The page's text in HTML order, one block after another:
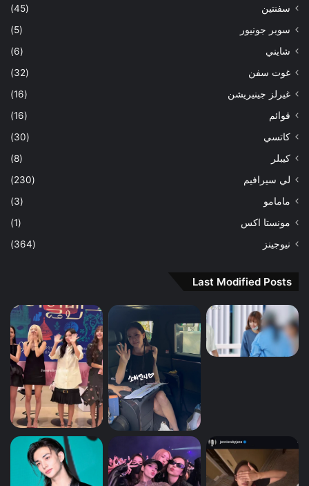
سفنتين
(45)
سوبر جونيور
(5)
شايني
(6)
غوت سفن
(32)
غيرلز جينيريشن
(16)
قوائم
(16)
كاتسي
(30)
كيبلر
(8)
لي سيرافيم
(230)
مامامو
(3)
مونستا اكس
(1)
نيوجينز
(364)
Last Modified Posts